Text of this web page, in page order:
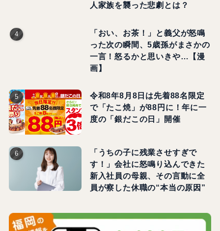
人家族を襲った悲劇とは？
「おい、お茶！」と義父が怒鳴
った次の瞬間、5歳孫がまさかの
一言！怒るかと思いきや…【漫
画】
令和8年8月8日は先着88名限定
で「たこ焼」が88円に！年に一
度の「銀だこの日」開催
「うちの子に残業させすぎで
す！」会社に怒鳴り込んできた
新入社員の母親、その言動に全
員が察した休職の“本当の原因”